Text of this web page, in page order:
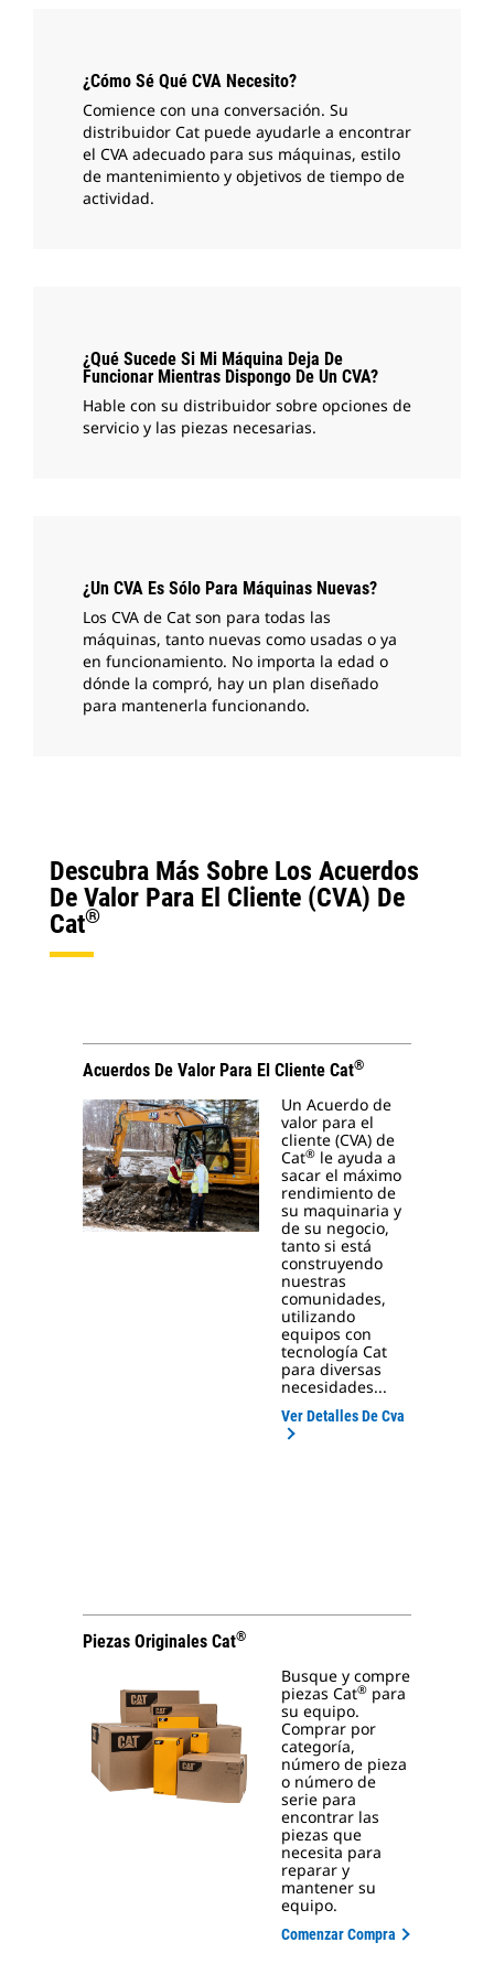
¿Cómo Sé Qué CVA Necesito?
Comience con una conversación. Su
distribuidor Cat puede ayudarle a encontrar
el CVA adecuado para sus máquinas, estilo
de mantenimiento y objetivos de tiempo de
actividad.
¿Qué Sucede Si Mi Máquina Deja De
Funcionar Mientras Dispongo De Un CVA?
Hable con su distribuidor sobre opciones de
servicio y las piezas necesarias.
¿Un CVA Es Sólo Para Máquinas Nuevas?
Los CVA de Cat son para todas las
máquinas, tanto nuevas como usadas o ya
en funcionamiento. No importa la edad o
dónde la compró, hay un plan diseñado
para mantenerla funcionando.
Descubra Más Sobre Los Acuerdos
De Valor Para El Cliente (CVA) De
Cat®
Acuerdos De Valor Para El Cliente Cat®
Un Acuerdo de
valor para el
cliente (CVA) de
Cat® le ayuda a
sacar el máximo
rendimiento de
su maquinaria y
de su negocio,
tanto si está
construyendo
nuestras
comunidades,
utilizando
equipos con
tecnología Cat
para diversas
necesidades...
Ver Detalles De Cva
Piezas Originales Cat®
Busque y compre
piezas Cat® para
su equipo.
Comprar por
categoría,
número de pieza
o número de
serie para
encontrar las
piezas que
necesita para
reparar y
mantener su
equipo.
Comenzar Compra